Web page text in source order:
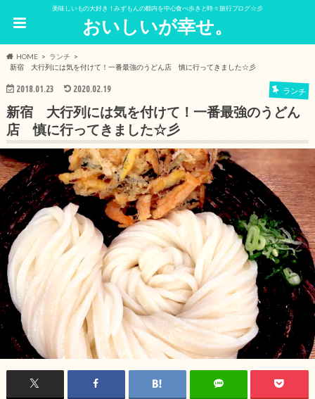
美味しいもの大好き！みずもんの都内を中心食べ歩きと時々旅行ブログ☆彡
おいしいが幸せ。
HOME
ランチ
新宿 大行列には気を付けて！一番最強のうどん店 慎に行ってきました☆彡
2018.01.23 2020.02.19 ランチ
新宿 大行列には気を付けて！一番最強のうどん
店 慎に行ってきました☆彡